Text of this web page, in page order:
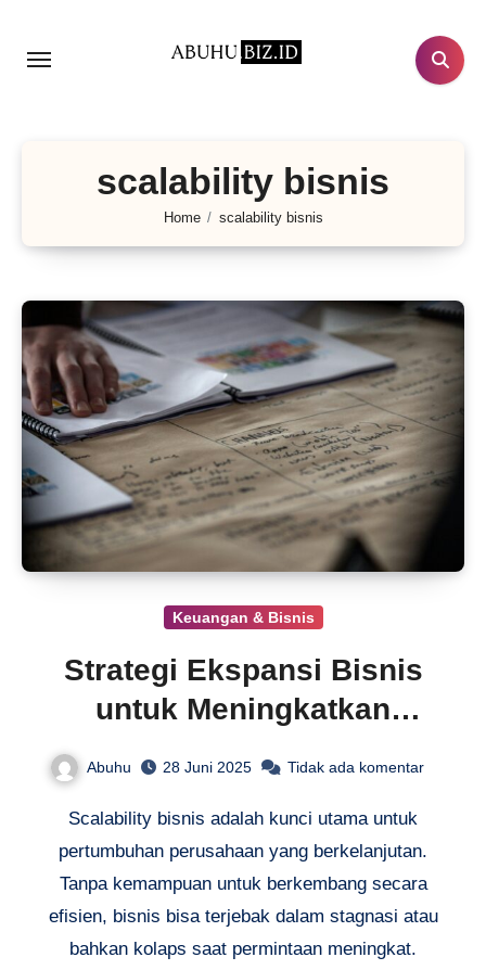
scalability bisnis
Home scalability bisnis
Keuangan & Bisnis
Strategi Ekspansi Bisnis
untuk Meningkatkan
Abuhu 28 Juni 2025 Tidak ada komentar
Scalability bisnis adalah kunci utama untuk
pertumbuhan perusahaan yang berkelanjutan.
Tanpa kemampuan untuk berkembang secara
efisien, bisnis bisa terjebak dalam stagnasi atau
bahkan kolaps saat permintaan meningkat.